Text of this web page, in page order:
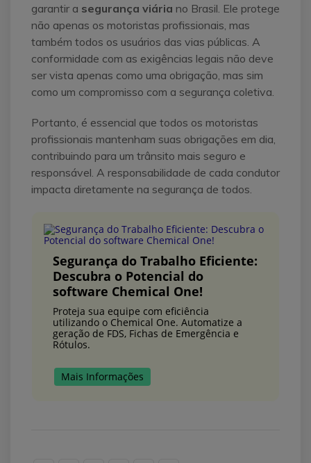
garantir a segurança viária no Brasil. Ele protege
não apenas os motoristas profissionais, mas
também todos os usuários das vias públicas. A
conformidade com as exigências legais não deve
ser vista apenas como uma obrigação, mas sim
como um compromisso com a segurança coletiva.
Portanto, é essencial que todos os motoristas
profissionais mantenham suas obrigações em dia,
contribuindo para um trânsito mais seguro e
responsável. A responsabilidade de cada condutor
impacta diretamente na segurança de todos.
Segurança do Trabalho Eficiente:
Descubra o Potencial do
software Chemical One!
Proteja sua equipe com eficiência
utilizando o Chemical One. Automatize a
geração de FDS, Fichas de Emergência e
Rótulos.
Mais Informações